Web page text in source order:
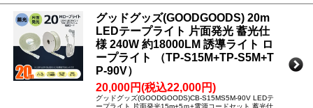
グッドグッズ(GOODGOODS) 20m
LEDテープライト 片面発光 蓄光仕
様 240W 約18000LM 誘導ライト ロ
ープライト （TP-S15M+TP-S5M+T
P-90V）
20,000円(税込22,000円)
グッドグッズ(GOODGOODS)CB-S15MS5M-90V LEDテ
ープライト 片面発光15m+5ｍ+電源コードセット 蓄光仕